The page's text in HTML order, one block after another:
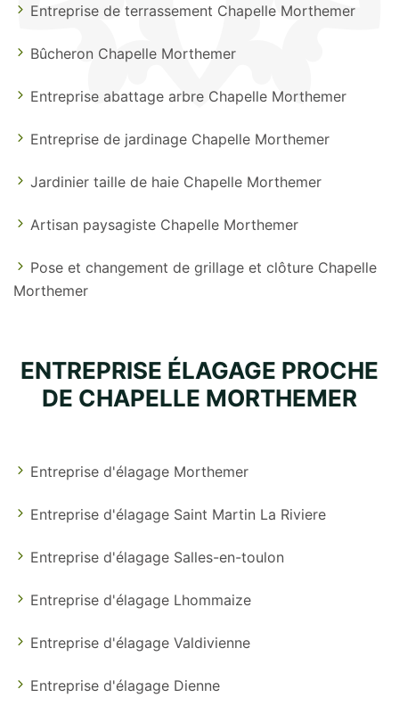
Entreprise de terrassement Chapelle Morthemer
Bûcheron Chapelle Morthemer
Entreprise abattage arbre Chapelle Morthemer
Entreprise de jardinage Chapelle Morthemer
Jardinier taille de haie Chapelle Morthemer
Artisan paysagiste Chapelle Morthemer
Pose et changement de grillage et clôture Chapelle
Morthemer
ENTREPRISE ÉLAGAGE PROCHE
DE CHAPELLE MORTHEMER
Entreprise d'élagage Morthemer
Entreprise d'élagage Saint Martin La Riviere
Entreprise d'élagage Salles-en-toulon
Entreprise d'élagage Lhommaize
Entreprise d'élagage Valdivienne
Entreprise d'élagage Dienne